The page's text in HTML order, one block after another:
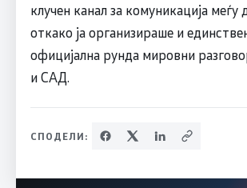
клучен канал за комуникација меѓу
откако ја организираше и
официјална рунда мировни
и САД.
СПОДЕЛИ: